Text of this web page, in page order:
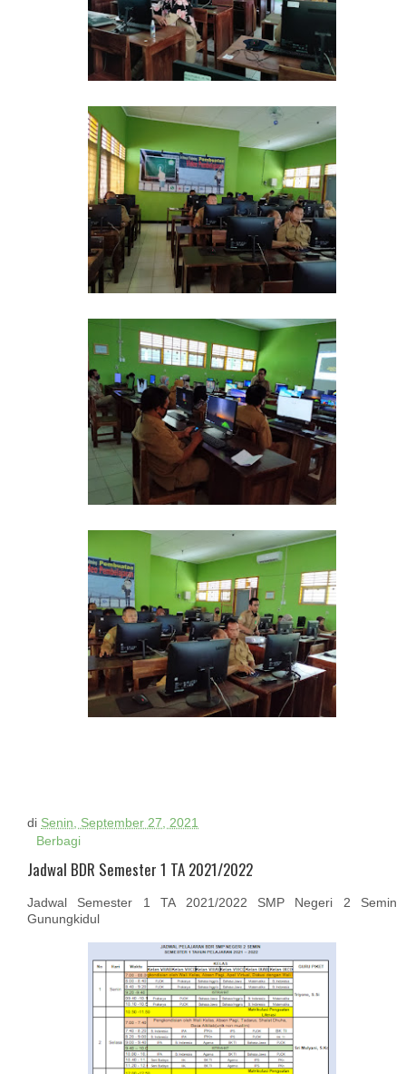
di Senin, September 27, 2021
Berbagi
Jadwal BDR Semester 1 TA 2021/2022
Jadwal Semester 1 TA 2021/2022 SMP Negeri 2 Semin
Gunungkidul